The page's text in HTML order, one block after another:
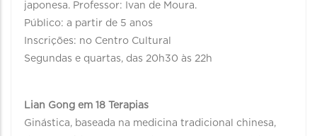
japonesa. Professor: Ivan de Moura.
Público: a partir de 5 anos
Inscrições: no Centro Cultural
Segundas e quartas, das 20h30 às 22h
Lian Gong em 18 Terapias
Ginástica, baseada na medicina tradicional chinesa,